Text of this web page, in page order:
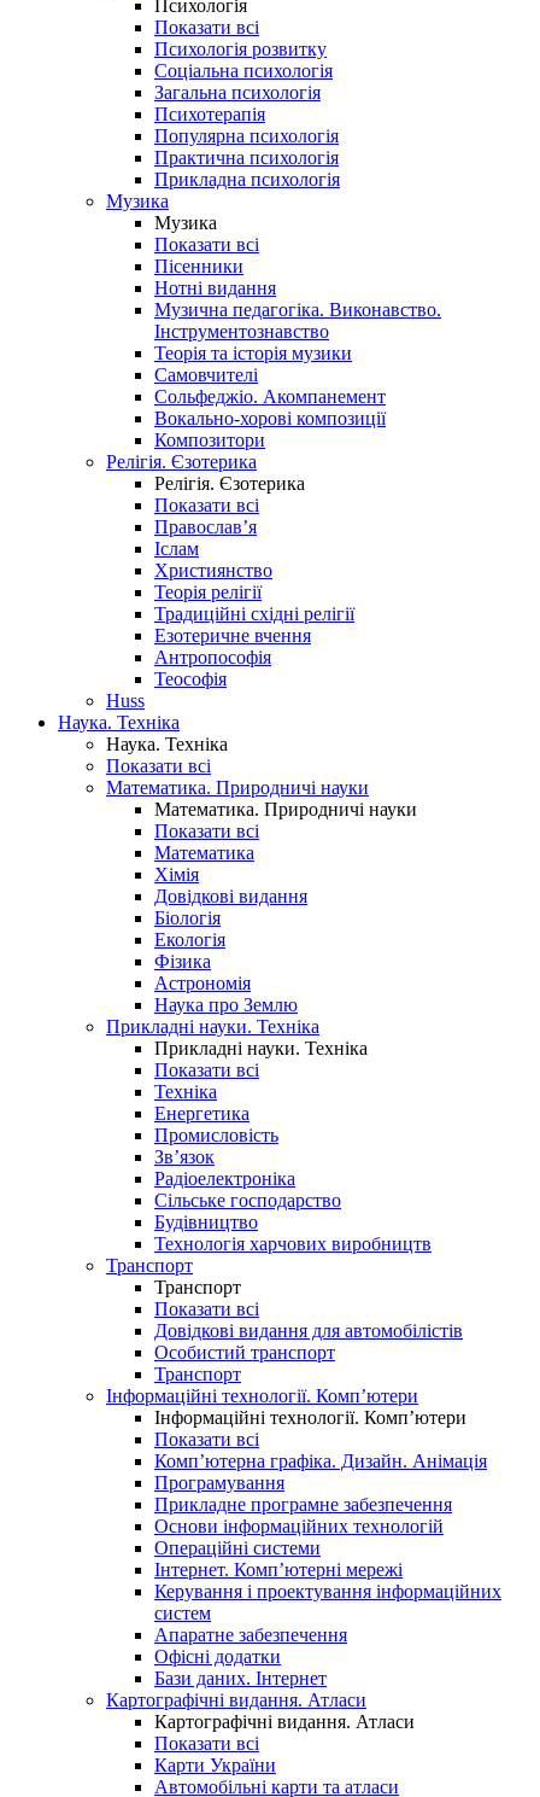
Психологія
Показати всі
Психологія розвитку
Соціальна психологія
Загальна психологія
Психотерапія
Популярна психологія
Практична психологія
Прикладна психологія
Музика
Музика
Показати всі
Пісенники
Нотні видання
Музична педагогіка. Виконавство.
Інструментознавство
Теорія та історія музики
Самовчителі
Сольфеджіо. Акомпанемент
Вокально-хорові композиції
Композитори
Релігія. Єзотерика
Релігія. Єзотерика
Показати всі
Православ’я
Іслам
Християнство
Теорія релігії
Традиційні східні релігії
Езотеричне вчення
Антропософія
Теософія
Huss
Наука. Техніка
Наука. Техніка
Показати всі
Математика. Природничі науки
Математика. Природничі науки
Показати всі
Математика
Хімія
Довідкові видання
Біологія
Екологія
Фізика
Астрономія
Наука про Землю
Прикладні науки. Техніка
Прикладні науки. Техніка
Показати всі
Техніка
Енергетика
Промисловість
Зв’язок
Радіоелектроніка
Сільське господарство
Будівництво
Технологія харчових виробництв
Транспорт
Транспорт
Показати всі
Довідкові видання для автомобілістів
Особистий транспорт
Транспорт
Інформаційні технології. Комп’ютери
Інформаційні технології. Комп’ютери
Показати всі
Комп’ютерна графіка. Дизайн. Анімація
Програмування
Прикладне програмне забезпечення
Основи інформаційних технологій
Операційні системи
Інтернет. Комп’ютерні мережі
Керування і проектування інформаційних
систем
Апаратне забезпечення
Офісні додатки
Бази даних. Інтернет
Картографічні видання. Атласи
Картографічні видання. Атласи
Показати всі
Карти України
Автомобільні карти та атласи